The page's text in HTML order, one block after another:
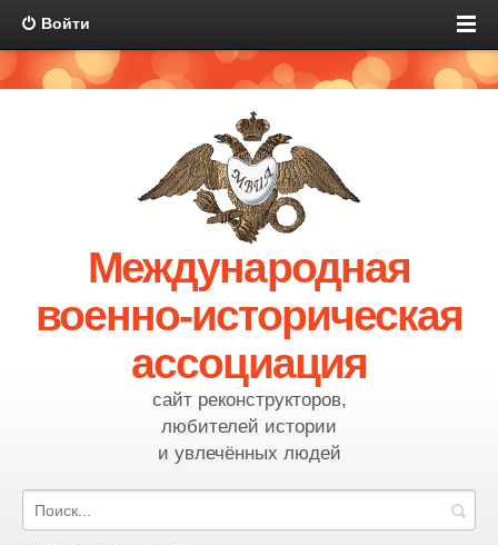
Войти
Международная
военно-историческая
ассоциация
сайт реконструкторов,
любителей истории
и увлечённых людей